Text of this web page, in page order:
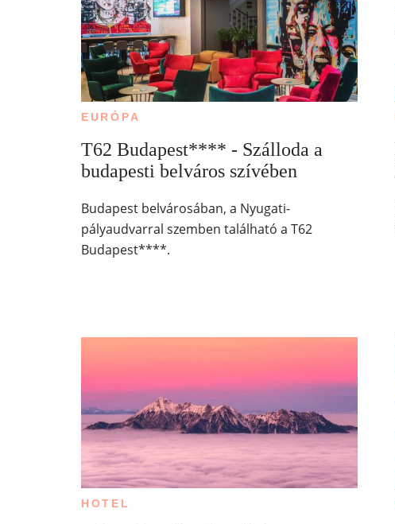
EURÓPA
T62 Budapest**** - Szálloda a
budapesti belváros szívében
Budapest belvárosában, a Nyugati-
pályaudvarral szemben található a T62
Budapest****.
HOTEL